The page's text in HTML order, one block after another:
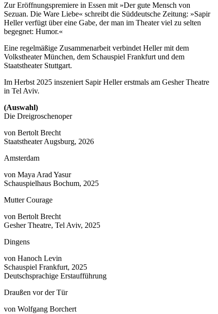
Zur Eröffnungspremiere in Essen mit »Der gute Mensch von
Sezuan. Die Ware Liebe« schreibt die Süddeutsche Zeitung: »Sapir
Heller verfügt über eine Gabe, der man im Theater viel zu selten
begegnet: Humor.«
Eine regelmäßige Zusammenarbeit verbindet Heller mit dem
Volkstheater München, dem Schauspiel Frankfurt und dem
Staatstheater Stuttgart.
Im Herbst 2025 inszeniert Sapir Heller erstmals am Gesher Theatre
in Tel Aviv.
(Auswahl)
Die Dreigroschenoper
von Bertolt Brecht
Staatstheater Augsburg, 2026
Amsterdam
von Maya Arad Yasur
Schauspielhaus Bochum, 2025
Mutter Courage
von Bertolt Brecht
Gesher Theatre, Tel Aviv, 2025
Dingens
von Hanoch Levin
Schauspiel Frankfurt, 2025
Deutschsprachige Erstaufführung
Draußen vor der Tür
von Wolfgang Borchert